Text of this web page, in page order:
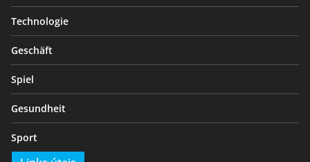
Technologie
Geschäft
Spiel
Gesundheit
Sport